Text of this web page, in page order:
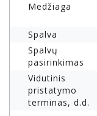
Medžiaga
Spalva
Spalvų
pasirinkimas
Vidutinis
pristatymo
terminas, d.d.